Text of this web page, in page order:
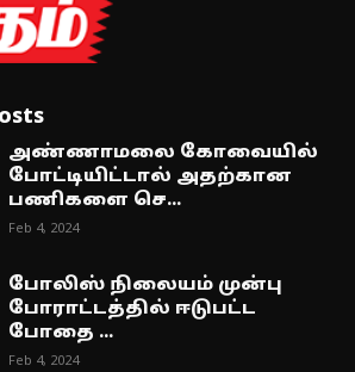
அண்ணாமலை கோவையில்
போட்டியிட்டால் அதற்கான
பணிகளை செ...
Feb 4, 2024
போலிஸ் நிலையம் முன்பு
போராட்டத்தில் ஈடுபட்ட
போதை ...
Feb 4, 2024